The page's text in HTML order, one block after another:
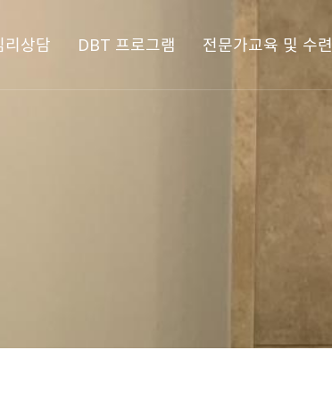
리상담 DBT 프로그램 전문가교육 및 수련